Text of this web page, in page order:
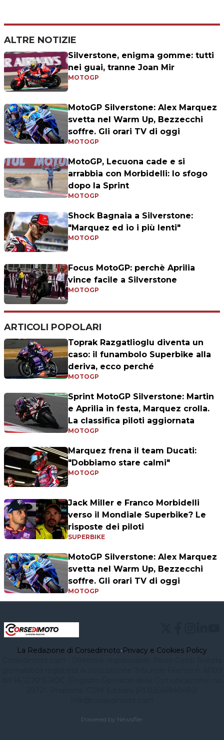
ALTRE NOTIZIE
Silverstone, enigma gomme: tutti
nei guai, tranne Joan Mir
MOTOGP
MotoGP Silverstone: Alex Marquez
svetta nel Warm Up, Bezzecchi
soffre. Gli orari TV di oggi
MOTOGP
MotoGP, Lecuona cade e si
arrabbia con Morbidelli: lo sfogo
dopo la Sprint
MOTOGP
Shock Bagnaia a Silverstone:
"Marquez ed io i più lenti"
MOTOGP
Focus MotoGP: perchè Aprilia
vince facile a Silverstone
MOTOGP
ARTICOLI POPOLARI
Toprak Razgatlioglu diventa un
caso: il funambolo Superbike alla
deriva, ecco perché
MOTOGP
Sprint MotoGP Silverstone: Martin
e Aprilia in festa, Marquez crolla.
La classifica piloti aggiornata
MOTOGP
Marquez frena il team Ducati:
"Dobbiamo stare calmi"
MOTOGP
Jack Miller e Franco Morbidelli
verso il Mondiale Superbike? Le
risposte dei piloti
SUPERBIKE
MotoGP Silverstone: Alex Marquez
svetta nel Warm Up, Bezzecchi
soffre. Gli orari TV di oggi
MOTOGP
La Redazione di Corsedimoto•Privacy e Cookies Policy
Powered by Newsifier